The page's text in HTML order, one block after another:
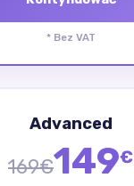
* Bez VAT
Advanced
169€149€